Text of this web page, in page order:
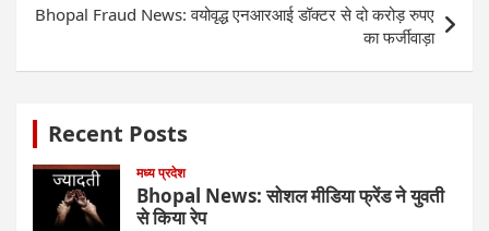
Bhopal Fraud News: वयोवृद्ध एनआरआई डॉक्टर से दो करोड़ रुपए
का फर्जीवाड़ा
Recent Posts
मध्य प्रदेश
Bhopal News: सोशल मीडिया फ्रेंड ने युवती
से किया रेप